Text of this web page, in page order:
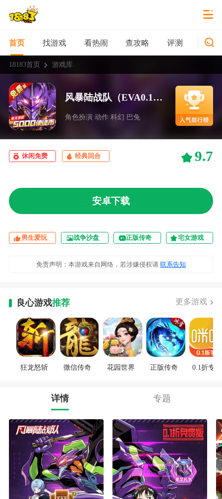
首页 找游戏 看热闹 查攻略 评测 新游
18183首页 游戏库
风暴陆战队（EVA0.1折超级机甲狂欢免
角色扮演 动作 科幻 巴兔
休闲免费 经典回合 9.7
安卓下载
男生爱玩 战争沙盘 正版传奇 宅女游戏
免责声明：本游戏来自网络，若涉嫌侵权请 联系告知
良心游戏推荐 更多游戏
狂龙怒斩 微信传奇 花园世界 正版传奇 0.1折专区
详情 专题